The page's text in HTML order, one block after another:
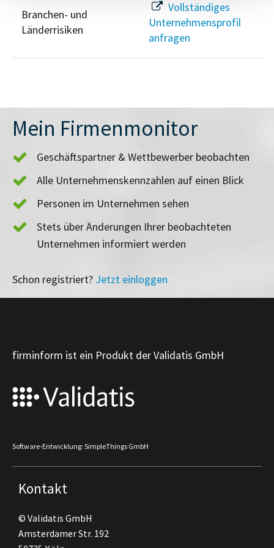
Branchen- und
Länderrisiken
Vollständiges
Unternehmensprofil
anfragen
Mein Firmenmonitor
Geschäftspartner & Wettbewerber beobachten
Alle Unternehmenskennzahlen auf einen Blick
Personen im Unternehmen sehen
Stets über Änderungen Ihrer beobachteten
Unternehmen informiert werden
Schon registriert? Jetzt einloggen
firminform ist ein Produkt der Validatis GmbH
Software-Entwicklung: SimpleThings GmbH
Kontakt
© Validatis GmbH
Amsterdamer Str. 192